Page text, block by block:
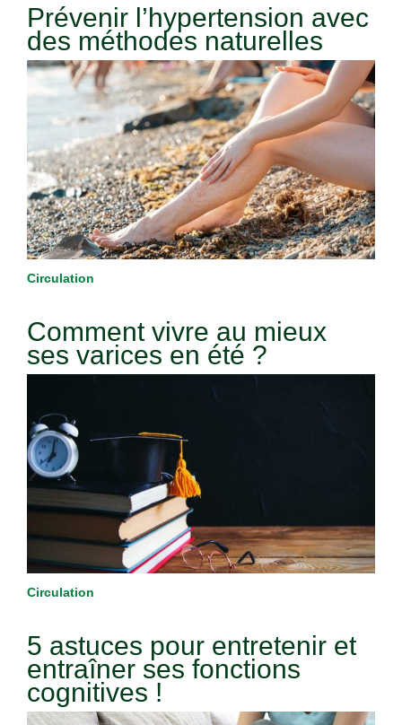
Prévenir l’hypertension avec
des méthodes naturelles
Circulation
Comment vivre au mieux
ses varices en été ?
Circulation
5 astuces pour entretenir et
entraîner ses fonctions
cognitives !